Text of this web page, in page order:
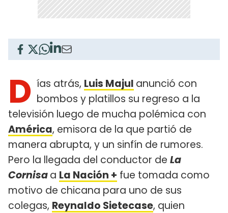
D ías atrás, Luis Majul anunció con
bombos y platillos su regreso a la
televisión luego de mucha polémica con
América, emisora de la que partió de
manera abrupta, y un sinfín de rumores.
Pero la llegada del conductor de La
Cornisaa La Nación + fue tomada como
motivo de chicana para uno de sus
colegas, Reynaldo Sietecase, quien